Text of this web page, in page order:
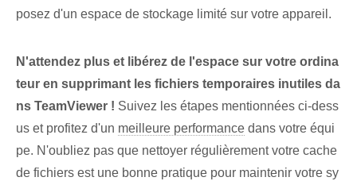
posez d'un espace de stockage limité sur votre appareil.
N'attendez plus et libérez de l'espace sur votre ordina
teur en supprimant les fichiers temporaires inutiles da
ns TeamViewer ! Suivez les étapes mentionnées ci-dess
us et profitez d'un meilleure performance dans votre équi
pe. N'oubliez pas que nettoyer régulièrement votre cache
de fichiers est une bonne pratique pour maintenir votre sy